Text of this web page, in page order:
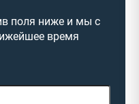
поля ниже и мы с
время